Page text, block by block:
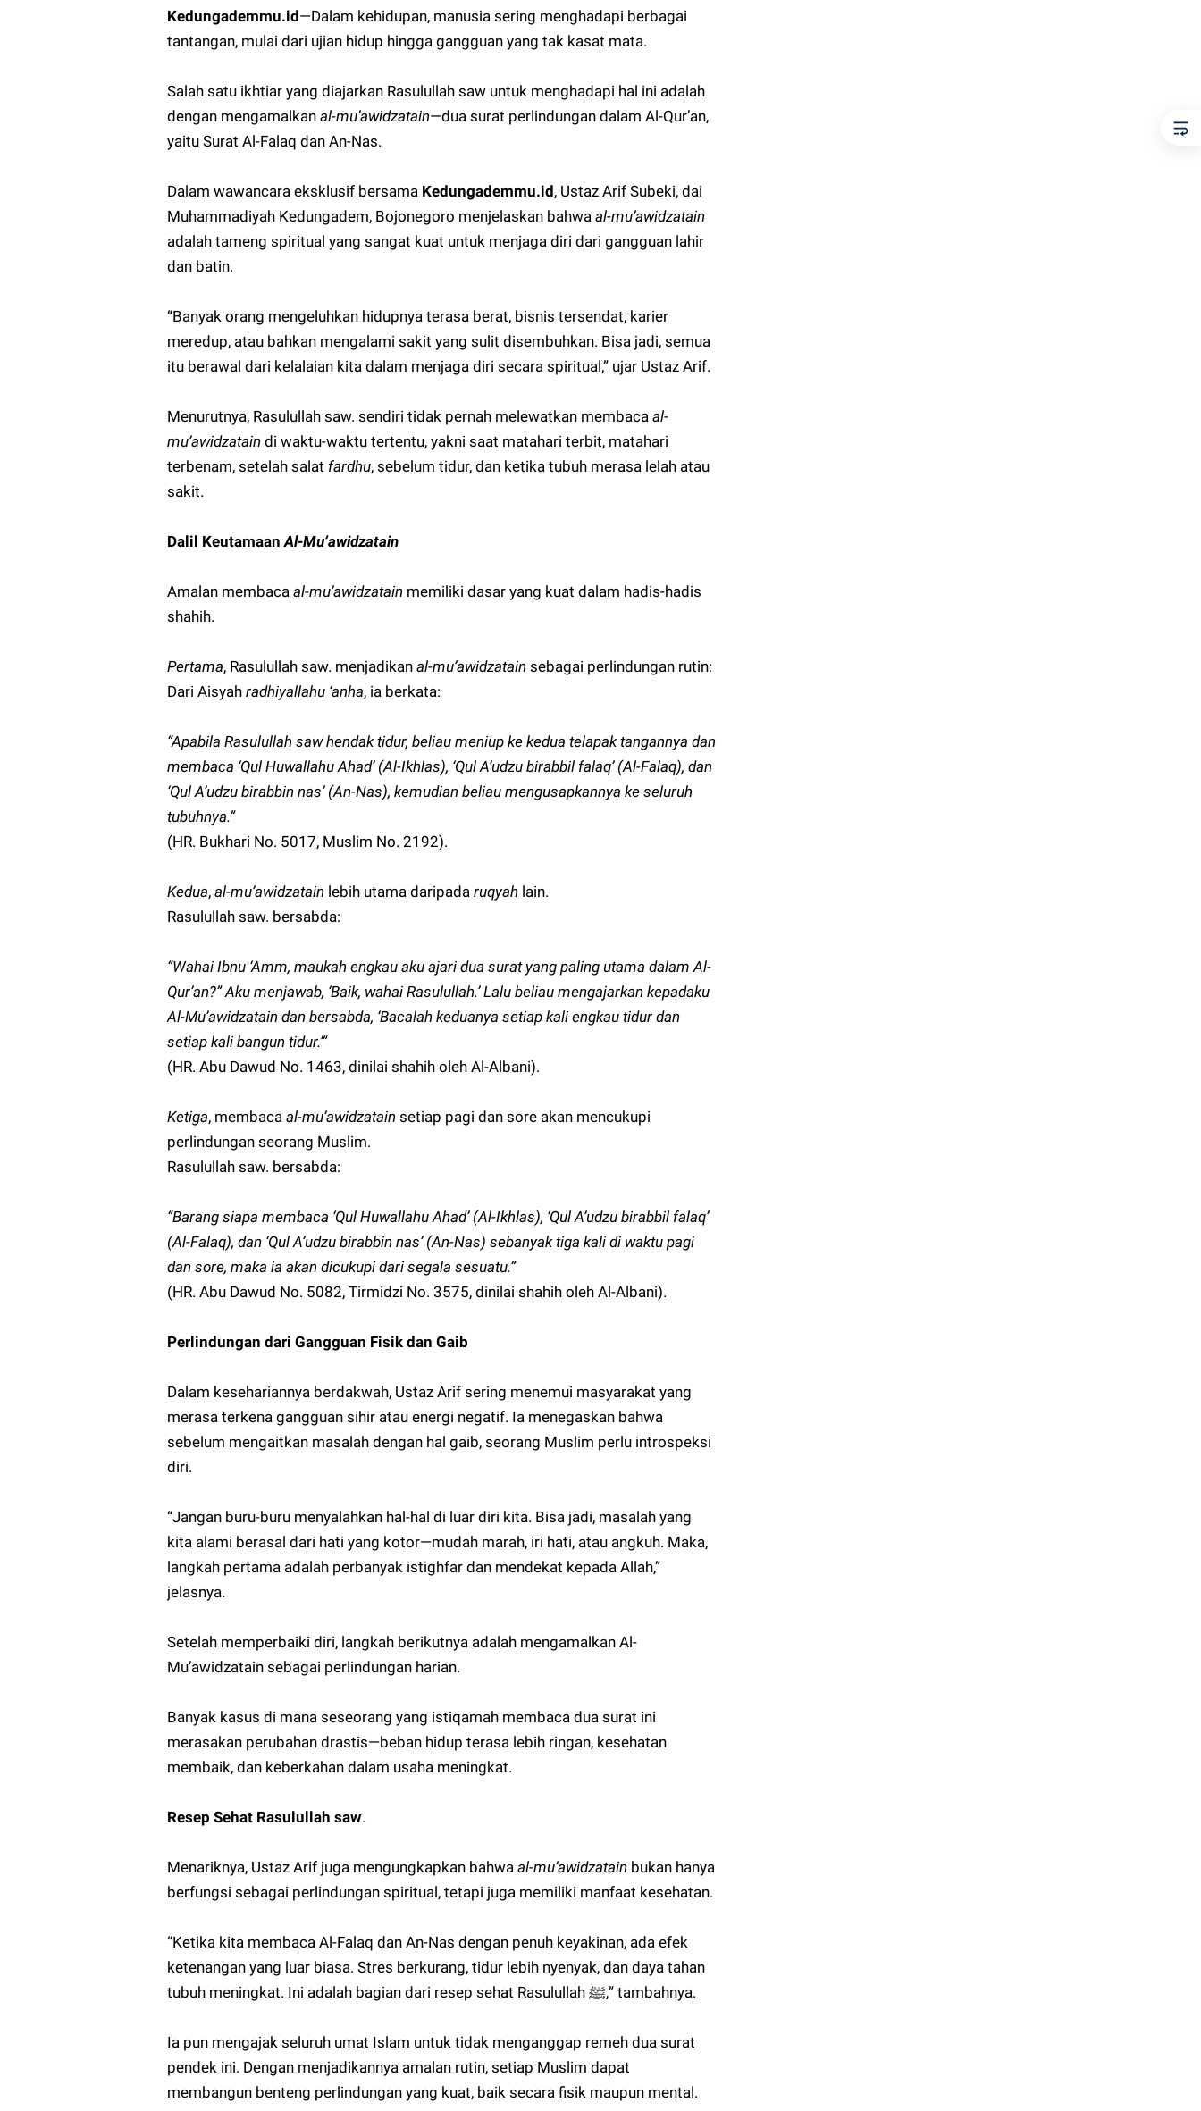
Kedungademmu.id—Dalam kehidupan, manusia sering menghadapi berbagai
tantangan, mulai dari ujian hidup hingga gangguan yang tak kasat mata.
Salah satu ikhtiar yang diajarkan Rasulullah saw untuk menghadapi hal ini adalah
dengan mengamalkan al-mu’awidzatain—dua surat perlindungan dalam Al-Qur’an,
yaitu Surat Al-Falaq dan An-Nas.
Dalam wawancara eksklusif bersama Kedungademmu.id, Ustaz Arif Subeki, dai
Muhammadiyah Kedungadem, Bojonegoro menjelaskan bahwa al-mu’awidzatain
adalah tameng spiritual yang sangat kuat untuk menjaga diri dari gangguan lahir
dan batin.
“Banyak orang mengeluhkan hidupnya terasa berat, bisnis tersendat, karier
meredup, atau bahkan mengalami sakit yang sulit disembuhkan. Bisa jadi, semua
itu berawal dari kelalaian kita dalam menjaga diri secara spiritual,” ujar Ustaz Arif.
Menurutnya, Rasulullah saw. sendiri tidak pernah melewatkan membaca al-
mu’awidzatain di waktu-waktu tertentu, yakni saat matahari terbit, matahari
terbenam, setelah salat fardhu, sebelum tidur, dan ketika tubuh merasa lelah atau
sakit.
Dalil KeutamaanAl-Mu’awidzatain
Amalan membaca al-mu’awidzatain memiliki dasar yang kuat dalam hadis-hadis
shahih.
Pertama, Rasulullah saw. menjadikan al-mu’awidzatain sebagai perlindungan rutin:
Dari Aisyah radhiyallahu ‘anha, ia berkata:
“Apabila Rasulullah saw hendak tidur, beliau meniup ke kedua telapak tangannya dan
membaca ‘Qul Huwallahu Ahad’ (Al-Ikhlas), ‘Qul A’udzu birabbil falaq’ (Al-Falaq), dan
‘Qul A’udzu birabbin nas’ (An-Nas), kemudian beliau mengusapkannya ke seluruh
tubuhnya.”
(HR. Bukhari No. 5017, Muslim No. 2192).
Kedua, al-mu’awidzatain lebih utama daripada ruqyah lain.
Rasulullah saw. bersabda:
“Wahai Ibnu ‘Amm, maukah engkau aku ajari dua surat yang paling utama dalam Al-
Qur’an?” Aku menjawab, ‘Baik, wahai Rasulullah.’ Lalu beliau mengajarkan kepadaku
Al-Mu’awidzatain dan bersabda, ‘Bacalah keduanya setiap kali engkau tidur dan
setiap kali bangun tidur.’”
(HR. Abu Dawud No. 1463, dinilai shahih oleh Al-Albani).
Ketiga, membaca al-mu’awidzatain setiap pagi dan sore akan mencukupi
perlindungan seorang Muslim.
Rasulullah saw. bersabda:
“Barang siapa membaca ‘Qul Huwallahu Ahad’ (Al-Ikhlas), ‘Qul A’udzu birabbil falaq’
(Al-Falaq), dan ‘Qul A’udzu birabbin nas’ (An-Nas) sebanyak tiga kali di waktu pagi
dan sore, maka ia akan dicukupi dari segala sesuatu.”
(HR. Abu Dawud No. 5082, Tirmidzi No. 3575, dinilai shahih oleh Al-Albani).
Perlindungan dari Gangguan Fisik dan Gaib
Dalam kesehariannya berdakwah, Ustaz Arif sering menemui masyarakat yang
merasa terkena gangguan sihir atau energi negatif. Ia menegaskan bahwa
sebelum mengaitkan masalah dengan hal gaib, seorang Muslim perlu introspeksi
diri.
“Jangan buru-buru menyalahkan hal-hal di luar diri kita. Bisa jadi, masalah yang
kita alami berasal dari hati yang kotor—mudah marah, iri hati, atau angkuh. Maka,
langkah pertama adalah perbanyak istighfar dan mendekat kepada Allah,”
jelasnya.
Setelah memperbaiki diri, langkah berikutnya adalah mengamalkan Al-
Mu’awidzatain sebagai perlindungan harian.
Banyak kasus di mana seseorang yang istiqamah membaca dua surat ini
merasakan perubahan drastis—beban hidup terasa lebih ringan, kesehatan
membaik, dan keberkahan dalam usaha meningkat.
Resep Sehat Rasulullah saw.
Menariknya, Ustaz Arif juga mengungkapkan bahwa al-mu’awidzatain bukan hanya
berfungsi sebagai perlindungan spiritual, tetapi juga memiliki manfaat kesehatan.
“Ketika kita membaca Al-Falaq dan An-Nas dengan penuh keyakinan, ada efek
ketenangan yang luar biasa. Stres berkurang, tidur lebih nyenyak, dan daya tahan
tubuh meningkat. Ini adalah bagian dari resep sehat Rasulullah ﷺ,” tambahnya.
Ia pun mengajak seluruh umat Islam untuk tidak menganggap remeh dua surat
pendek ini. Dengan menjadikannya amalan rutin, setiap Muslim dapat
membangun benteng perlindungan yang kuat, baik secara fisik maupun mental.